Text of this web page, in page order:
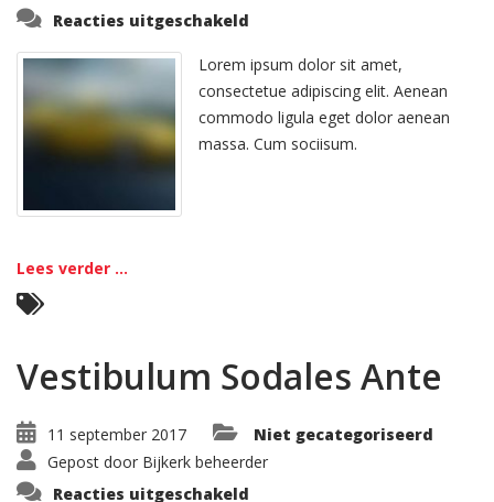
Reacties uitgeschakeld
Nisiut
Lorem ipsum dolor sit amet,
consectetue adipiscing elit. Aenean
commodo ligula eget dolor aenean
massa. Cum sociisum.
Lees verder ...
Vestibulum Sodales Ante
11 september 2017
Niet gecategoriseerd
Gepost door Bijkerk beheerder
Reacties uitgeschakeld